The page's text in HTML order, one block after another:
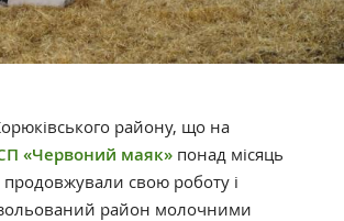
району, що на
«Червоний маяк» понад місяць
продовжували свою роботу і
район молочними